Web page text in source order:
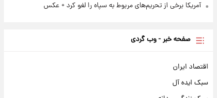
آمریکا برخی از تحریم‌های مربوط به سپاه را لغو کرد + عکس
صفحه خبر - وب گردی
اقتصاد ایران
سبک ایده آل